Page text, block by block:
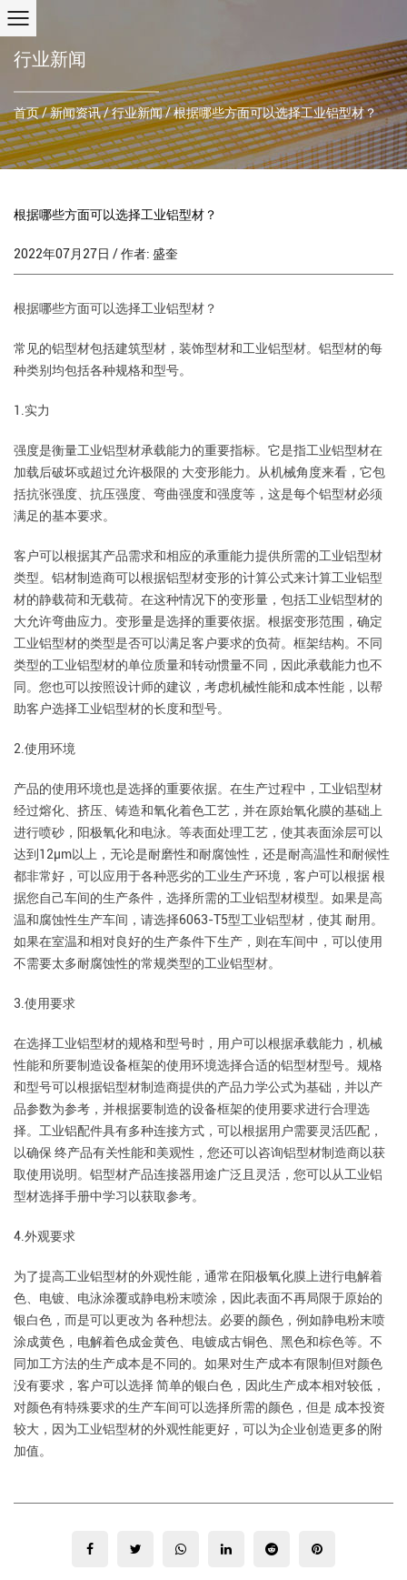
行业新闻
首页/新闻资讯/行业新闻/根据哪些方面可以选择工业铝型材？
根据哪些方面可以选择工业铝型材？
2022年07月27日 / 作者: 盛奎
根据哪些方面可以选择工业铝型材 ？
常见的铝型材包括建筑型材，装饰型材和工业铝型材。铝型材的每
种类别均包括各种规格和型号。
1.实力
强度是衡量工业铝型材承载能力的重要指标。它是指工业铝型材在
加载后破坏或超过允许极限的 大变形能力。从机械角度来看，它包
括抗张强度、抗压强度、弯曲强度和强度等，这是每个铝型材必须
满足的基本要求。
客户可以根据其产品需求和相应的承重能力提供所需的工业铝型材
类型。铝材制造商可以根据铝型材变形的计算公式来计算工业铝型
材的静载荷和无载荷。在这种情况下的变形量，包括工业铝型材的
大允许弯曲应力。变形量是选择的重要依据。根据变形范围，确定
工业铝型材的类型是否可以满足客户要求的负荷。框架结构。不同
类型的工业铝型材的单位质量和转动惯量不同，因此承载能力也不
同。您也可以按照设计师的建议，考虑机械性能和成本性能，以帮
助客户选择工业铝型材的长度和型号。
2.使用环境
产品的使用环境也是选择的重要依据。在生产过程中，工业铝型材
经过熔化、挤压、铸造和氧化着色工艺，并在原始氧化膜的基础上
进行喷砂，阳极氧化和电泳。等表面处理工艺，使其表面涂层可以
达到12μm以上，无论是耐磨性和耐腐蚀性，还是耐高温性和耐候性
都非常好，可以应用于各种恶劣的工业生产环境，客户可以根据 根
据您自己车间的生产条件，选择所需的工业铝型材模型。如果是高
温和腐蚀性生产车间，请选择6063-T5型工业铝型材，使其 耐用。
如果在室温和相对良好的生产条件下生产，则在车间中，可以使用
不需要太多耐腐蚀性的常规类型的工业铝型材。
3.使用要求
在选择工业铝型材的规格和型号时，用户可以根据承载能力，机械
性能和所要制造设备框架的使用环境选择合适的铝型材型号。规格
和型号可以根据铝型材制造商提供的产品力学公式为基础，并以产
品参数为参考，并根据要制造的设备框架的使用要求进行合理选
择。工业铝配件具有多种连接方式，可以根据用户需要灵活匹配，
以确保 终产品有关性能和美观性，您还可以咨询铝型材制造商以获
取使用说明。铝型材产品连接器用途广泛且灵活，您可以从工业铝
型材选择手册中学习以获取参考。
4.外观要求
为了提高工业铝型材的外观性能，通常在阳极氧化膜上进行电解着
色、电镀、电泳涂覆或静电粉末喷涂，因此表面不再局限于原始的
银白色，而是可以更改为 各种想法。必要的颜色，例如静电粉末喷
涂成黄色，电解着色成金黄色、电镀成古铜色、黑色和棕色等。不
同加工方法的生产成本是不同的。如果对生产成本有限制但对颜色
没有要求，客户可以选择 简单的银白色，因此生产成本相对较低，
对颜色有特殊要求的生产车间可以选择所需的颜色，但是 成本投资
较大，因为工业铝型材的外观性能更好，可以为企业创造更多的附
加值。